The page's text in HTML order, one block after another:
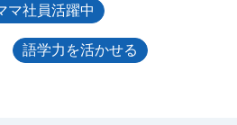
マ社員活躍中
語学力を活かせる